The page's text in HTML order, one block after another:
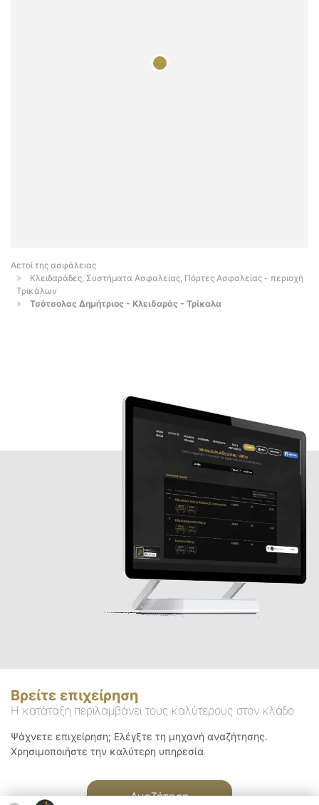
Αετοί της ασφάλειας
Κλειδαράδες, Συστήματα Ασφαλείας, Πόρτες Ασφαλείας - περιοχή
Τρικάλων
Τσότσολας Δημήτριος - Κλειδαράς - Τρίκαλα
Βρείτε επιχείρηση
Η κατάταξη περιλαμβάνει τους καλύτερους στον κλάδο
Ψάχνετε επιχείρηση; Ελέγξτε τη μηχανή αναζήτησης.
Χρησιμοποιήστε την καλύτερη υπηρεσία
Αναζήτηση